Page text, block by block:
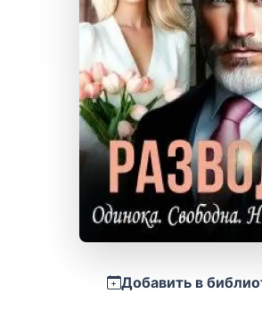
Добавить в